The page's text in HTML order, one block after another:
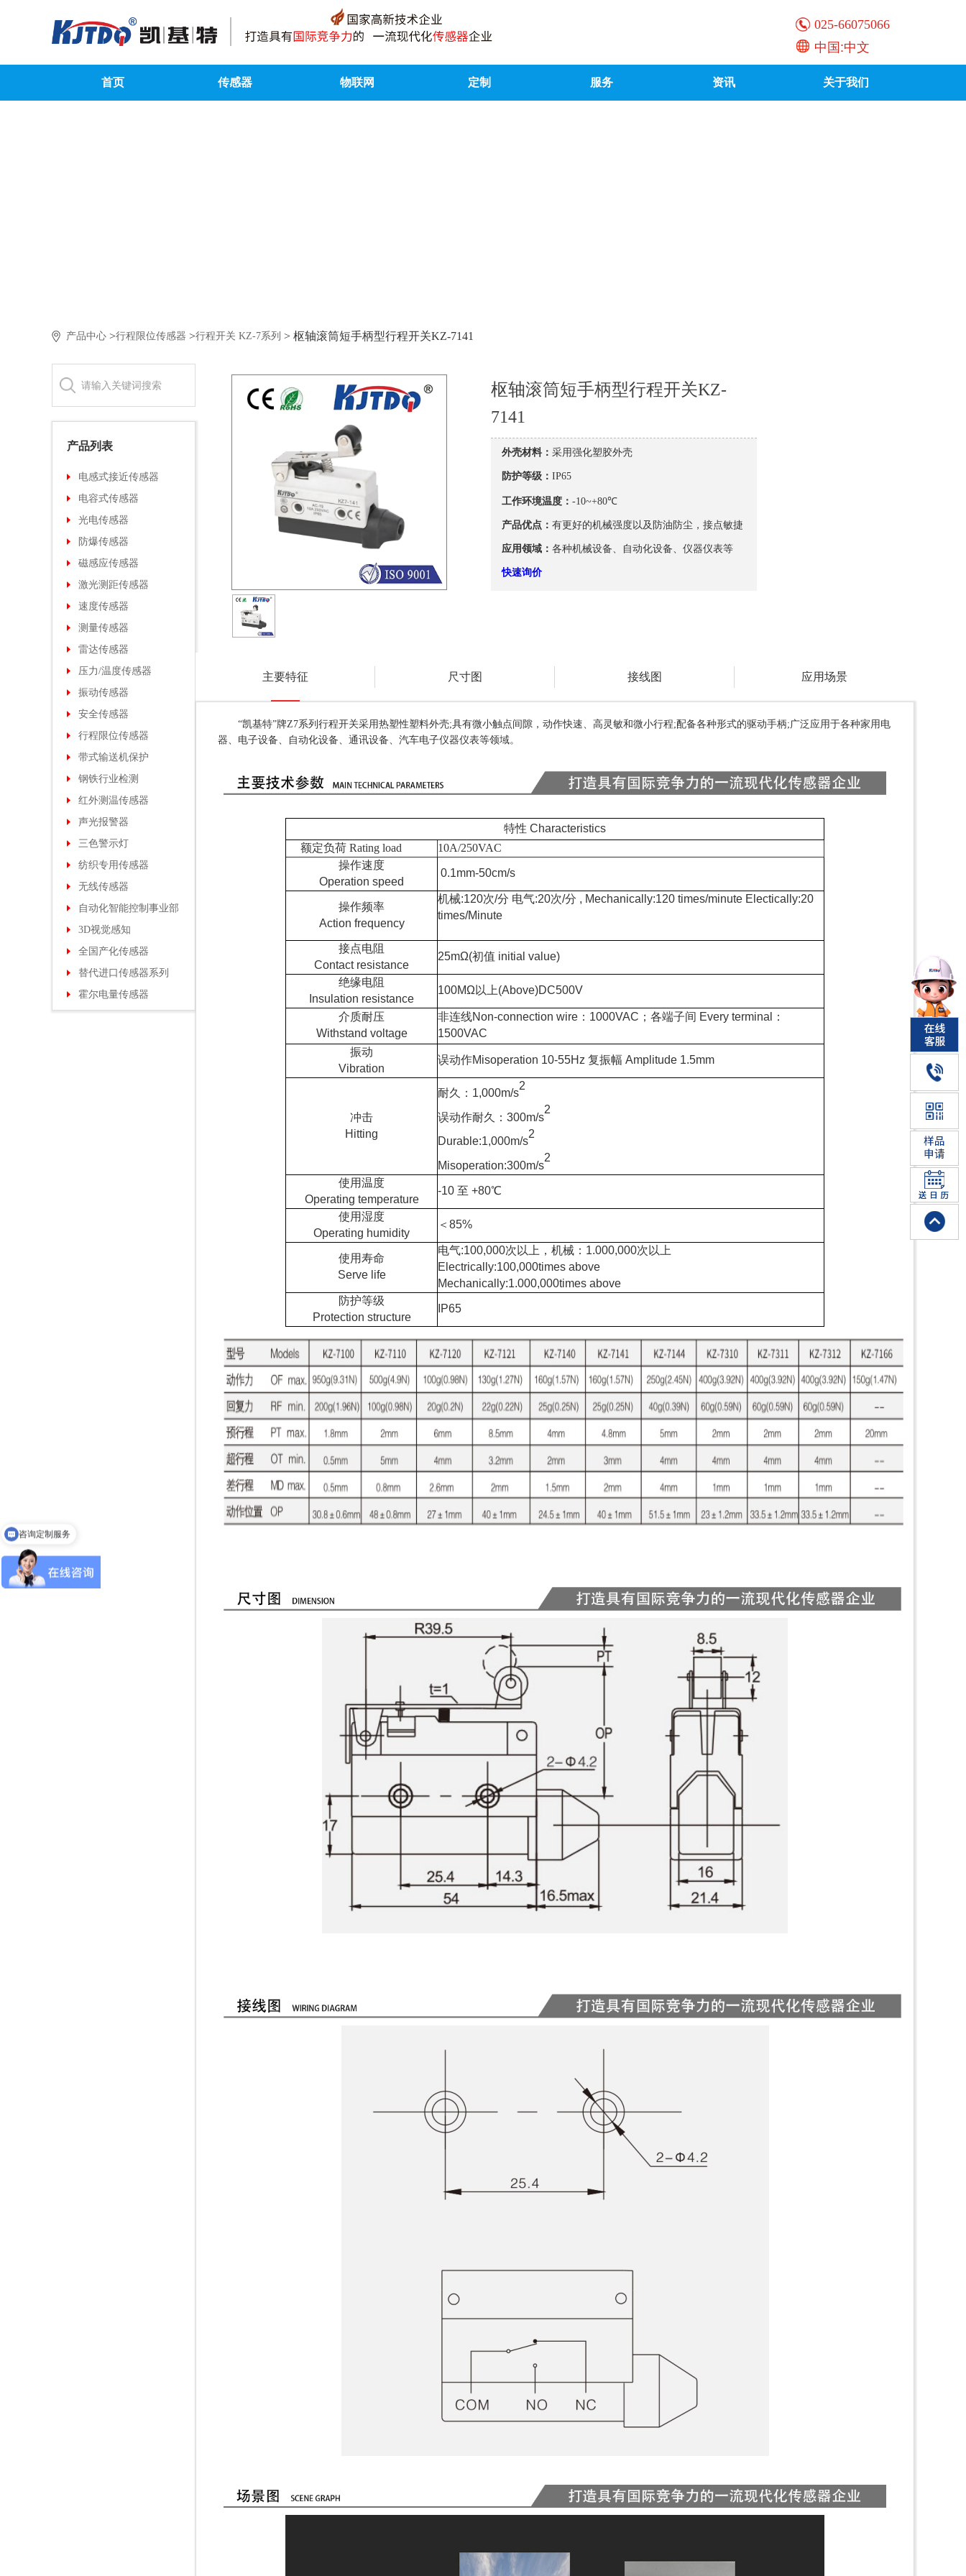
025-66075066
中国:中文
首页 传感器 物联网 定制 服务 资讯 关于我们
产品中心 >行程限位传感器 >行程开关 KZ-7系列 > 枢轴滚筒短手柄型行程开关KZ-7141
产品列表
电感式接近传感器
电容式传感器
光电传感器
防爆传感器
磁感应传感器
激光测距传感器
速度传感器
测量传感器
雷达传感器
压力/温度传感器
振动传感器
安全传感器
行程限位传感器
带式输送机保护
钢铁行业检测
红外测温传感器
声光报警器
三色警示灯
纺织专用传感器
无线传感器
自动化智能控制事业部
3D视觉感知
全国产化传感器
替代进口传感器系列
霍尔电量传感器
枢轴滚筒短手柄型行程开关KZ-
7141
外壳材料： 采用强化塑胶外壳
防护等级： IP65
工作环境温度： -10~+80℃
产品优点： 有更好的机械强度以及防油防尘，接点敏捷
应用领域： 各种机械设备、自动化设备、仪器仪表等
快速询价
主要特征 尺寸图 接线图 应用场景
“凯基特”牌Z7系列行程开关采用热塑性塑料外壳;具有微小触点间隙，动作快速、高灵敏和微小行程;配备各种形式的驱动手柄;广泛应用于各种家用电
器、电子设备、自动化设备、通讯设备、汽车电子仪器仪表等领域。
特性 Characteristics
额定负荷 Rating load
10A/250VAC
操作速度
Operation speed
0.1mm-50cm/s
操作频率
Action frequency
机械:120次/分 电气:20次/分 , Mechanically:120 times/minute Electically:20
times/Minute
接点电阻
Contact resistance
25mΩ(初值 initial value)
绝缘电阻
Insulation resistance
100MΩ 以上(Above)DC500V
介质耐压
Withstand voltage
非连线Non-connection wire：1000VAC；各端子间 Every terminal：
1500VAC
振动
Vibration
误动作Misoperation 10-55Hz 复振幅 Amplitude 1.5mm
冲击
Hitting
耐久：1,000m/s
2
误动作耐久：300m/s
2
Durable:1,000m/s
2
Misoperation:300m/s
2
使用温度
Operating temperature
-10 至 +80℃
使用湿度
Operating humidity
＜85%
使用寿命
Serve life
电气:100,000次以上，机械：1.000,000次以上
Electrically:100,000times above
Mechanically:1.000,000times above
防护等级
Protection structure
IP65
咨询定制服务